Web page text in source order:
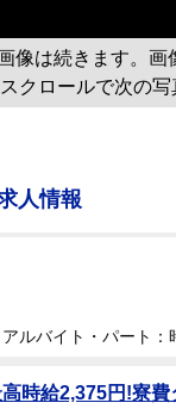
像は続きます。画
クロールで次の写
人情報
アルバイト・パート：
時給2,375円!寮費